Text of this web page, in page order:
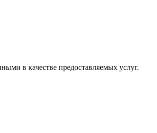
в качестве предоставляемых услуг.